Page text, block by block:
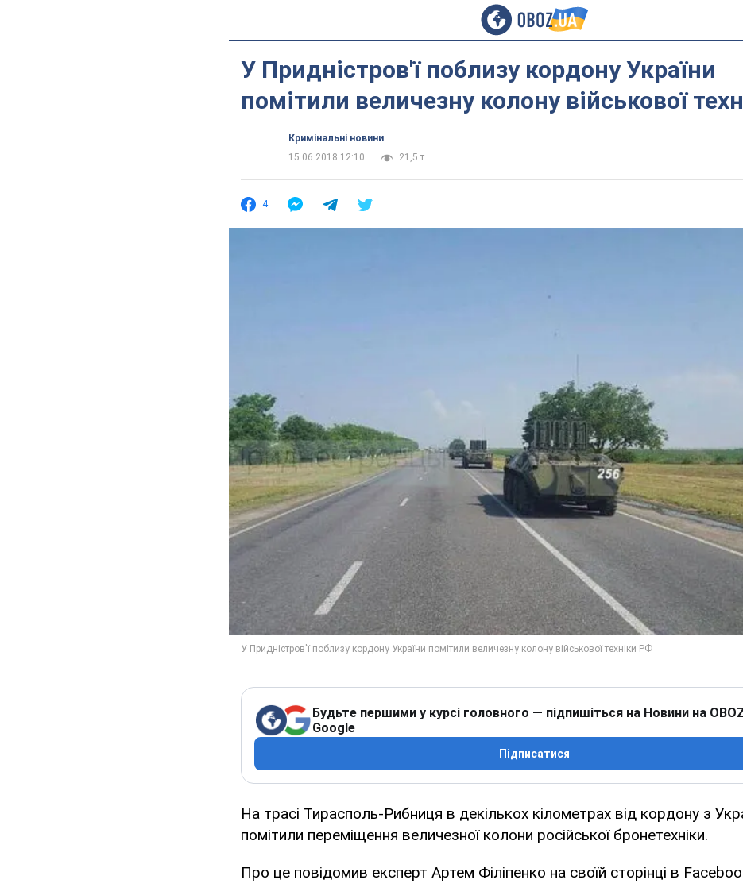
У Придністров'ї поблизу кордону України
помітили величезну колону військової
Кримінальні новини
15.06.2018 12:10
21,5 т.
4
Будьте першими у курсі головного — підпишіться на Новини на
Google
Підписатися
На трасі Тирасполь-Рибниця в декількох кілометрах від кордону з
помітили переміщення величезної колони російської бронетехніки.
Про це повідомив експерт Артем Філіпенко на своїй сторінці в